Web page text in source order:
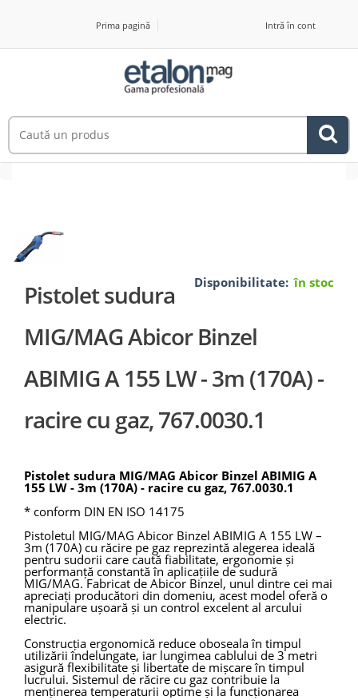
Prima pagină Intră în cont
Disponibilitate: în stoc
Pistolet sudura
MIG/MAG Abicor Binzel
ABIMIG A 155 LW - 3m (170A) -
racire cu gaz, 767.0030.1
Pistolet sudura MIG/MAG Abicor Binzel ABIMIG A
155 LW - 3m (170A) - racire cu gaz, 767.0030.1
* conform DIN EN ISO 14175
Pistoletul MIG/MAG Abicor Binzel ABIMIG A 155 LW –
3m (170A) cu răcire pe gaz reprezintă alegerea ideală
pentru sudorii care caută fiabilitate, ergonomie și
performanță constantă în aplicațiile de sudură
MIG/MAG. Fabricat de Abicor Binzel, unul dintre cei mai
apreciați producători din domeniu, acest model oferă o
manipulare ușoară și un control excelent al arcului
electric.
Construcția ergonomică reduce oboseala în timpul
utilizării îndelungate, iar lungimea cablului de 3 metri
asigură flexibilitate și libertate de mișcare în timpul
lucrului. Sistemul de răcire cu gaz contribuie la
menținerea temperaturii optime și la funcționarea